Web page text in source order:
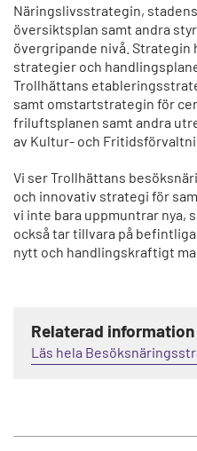
Näringslivsstrategin,
översiktsplan samt andra
övergripande nivå. Strategin
strategier och
Trollhättans
samt omstartstrategin för
friluftsplanen samt andra
av Kultur- och
Vi ser Trollhättans
och innovativ strategi för
vi inte bara uppmuntrar nya,
också tar tillvara på
nytt och handlingskraftigt
Relaterad information
Läs hela